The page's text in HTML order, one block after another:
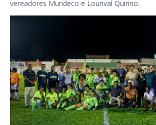
vereadores Mundeco e Lourival Quirino.